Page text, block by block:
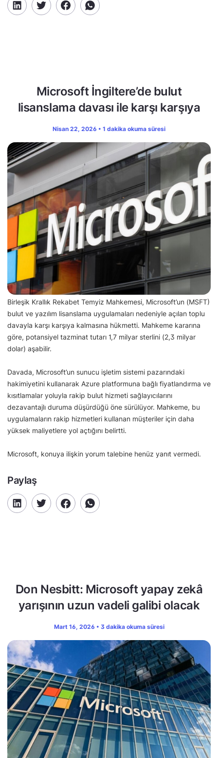
Microsoft İngiltere’de bulut
lisanslama davası ile karşı karşıya
Nisan 22, 2026 • 1 dakika okuma süresi
Birleşik Krallık Rekabet Temyiz Mahkemesi, Microsoft’un (MSFT)
bulut ve yazılım lisanslama uygulamaları nedeniyle açılan toplu
davayla karşı karşıya kalmasına hükmetti. Mahkeme kararına
göre, potansiyel tazminat tutarı 1,7 milyar sterlini (2,3 milyar
dolar) aşabilir.
Davada, Microsoft’un sunucu işletim sistemi pazarındaki
hakimiyetini kullanarak Azure platformuna bağlı fiyatlandırma ve
kısıtlamalar yoluyla rakip bulut hizmeti sağlayıcılarını
dezavantajlı duruma düşürdüğü öne sürülüyor. Mahkeme, bu
uygulamaların rakip hizmetleri kullanan müşteriler için daha
yüksek maliyetlere yol açtığını belirtti.
Microsoft, konuya ilişkin yorum talebine henüz yanıt vermedi.
Paylaş
Don Nesbitt: Microsoft yapay zekâ
yarışının uzun vadeli galibi olacak
Mart 16, 2026 • 3 dakika okuma süresi